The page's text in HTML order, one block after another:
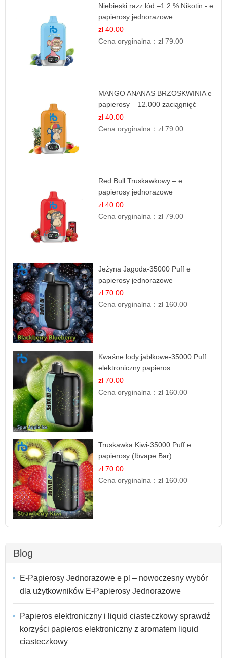
Niebieski razz lód –1 2 % Nikotin - e
papierosy jednorazowe
zł 40.00
Cena oryginalna：zł 79.00
MANGO ANANAS BRZOSKWINIA e
papierosy – 12.000 zaciągnięć
zł 40.00
Cena oryginalna：zł 79.00
Red Bull Truskawkowy – e
papierosy jednorazowe
zł 40.00
Cena oryginalna：zł 79.00
Jeżyna Jagoda-35000 Puff e
papierosy jednorazowe
zł 70.00
Cena oryginalna：zł 160.00
Kwaśne lody jabłkowe-35000 Puff
elektroniczny papieros
zł 70.00
Cena oryginalna：zł 160.00
Truskawka Kiwi-35000 Puff e
papierosy (Ibvape Bar)
zł 70.00
Cena oryginalna：zł 160.00
Blog
E-Papierosy Jednorazowe e pl – nowoczesny wybór
dla użytkowników E-Papierosy Jednorazowe
Papieros elektroniczny i liquid ciasteczkowy sprawdź
korzyści papieros elektroniczny z aromatem liquid
ciasteczkowy